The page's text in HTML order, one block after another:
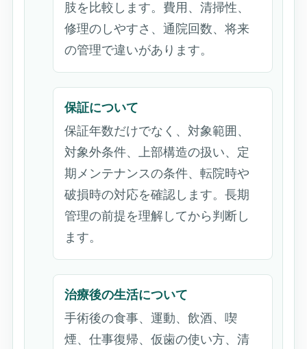
肢を比較します。費用、清掃性、
修理のしやすさ、通院回数、将来
の管理で違いがあります。
保証について
保証年数だけでなく、対象範囲、
対象外条件、上部構造の扱い、定
期メンテナンスの条件、転院時や
破損時の対応を確認します。長期
管理の前提を理解してから判断し
ます。
治療後の生活について
手術後の食事、運動、飲酒、喫
煙、仕事復帰、仮歯の使い方、清